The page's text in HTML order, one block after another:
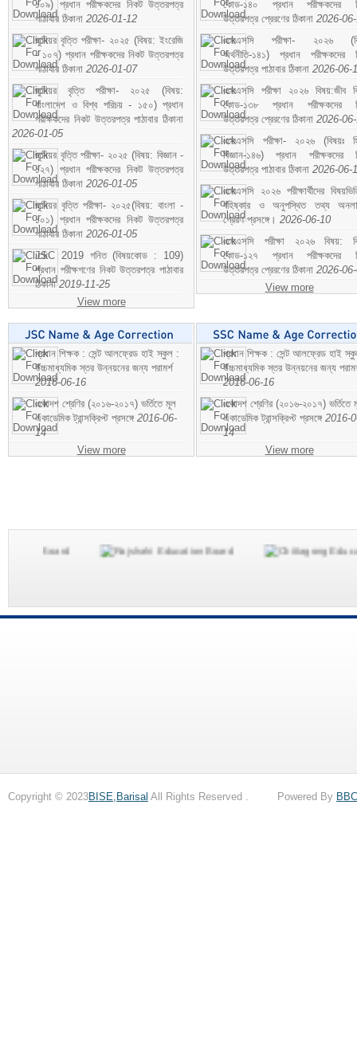
১০৯) প্রধান পরীক্ষকদের নিকট উত্তরপত্র
পাঠাবার ঠিকানা 2026-01-12
জুনিয়র বৃত্তি পরীক্ষা- ২০২৫ (বিষয়: ইংরেজি
- ১০৭) প্রধান পরীক্ষকদের নিকট উত্তরপত্র
পাঠাবার ঠিকানা 2026-01-07
জুনিয়র বৃত্তি পরীক্ষা- ২০২৫ (বিষয়:
বাংলাদেশ ও বিশ্ব পরিচয় - ১৫০) প্রধান
পরীক্ষকদের নিকট উত্তরপত্র পাঠাবার ঠিকানা
2026-01-05
জুনিয়র বৃত্তি পরীক্ষা- ২০২৫ (বিষয়: বিজ্ঞান -
১২৭) প্রধান পরীক্ষকদের নিকট উত্তরপত্র
পাঠাবার ঠিকানা 2026-01-05
জুনিয়র বৃত্তি পরীক্ষা- ২০২৫(বিষয়: বাংলা -
১০১) প্রধান পরীক্ষকদের নিকট উত্তরপত্র
পাঠাবার ঠিকানা 2026-01-05
JSC 2019 গনিত (বিষয়কোড : 109)
প্রধান পরীক্ষগণের নিকট উত্তরপত্র পাঠাবার
ঠিকানা2019-11-25
View more
কোড-১৪০ প্রধান পরীক্ষকদের
উত্তরপত্র প্রেরণের ঠিকানা 2026-
এসএসসি পরীক্ষা- ২০২৬
অর্থনীতি-১৪১) প্রধান পরীক্ষকদের
উত্তরপত্র পাঠাবার ঠিকানা 2026-06-
এসএসসি পরীক্ষা ২০২৬ বিষয়:জীব
কোড-১৩৮ প্রধান পরীক্ষকদের
উত্তরপত্র প্রেরণের ঠিকানা 2026-
এসএসসি পরীক্ষা- ২০২৬ (বিষয়ঃ
বিজ্ঞান-১৪৬) প্রধান পরীক্ষকদের
উত্তরপত্র পাঠাবার ঠিকানা 2026-06-
এসএসসি ২০২৬ পরীক্ষার্থীদের
বহিষ্কার ও অনুপস্থিত তথ্য
প্রেরণ প্রসঙ্গে। 2026-06-10
এসএসসি পরীক্ষা ২০২৬ বিষয়:
কোড-১২৭ প্রধান পরীক্ষকদের
উত্তরপত্র প্রেরণের ঠিকানা 2026-
View more
প্রধান শিক্ষক : সেন্ট আলফ্রেড হাই স্কুল :
উচ্চমাধ্যমিক স্তর উন্নয়নের জন্য পরামর্শ
2016-06-16
একাদশ শ্রেণির (২০১৬-২০১৭) ভর্তিতে মূল
একাডেমিক ট্রান্সক্রিপ্ট প্রসঙ্গে 2016-06-
14
View more
প্রধান শিক্ষক : সেন্ট আলফ্রেড হাই
উচ্চমাধ্যমিক স্তর উন্নয়নের জন্য
2016-06-16
একাদশ শ্রেণির (২০১৬-২০১৭) ভর্তিতে
একাডেমিক ট্রান্সক্রিপ্ট প্রসঙ্গে 2016-
14
View more
Copyright © 2023BISE,Barisal All Rights Reserved . Powered By